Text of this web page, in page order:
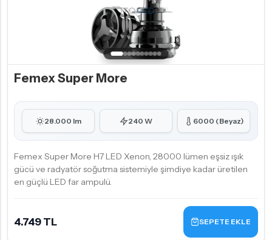
Femex Super More
28.000 lm 240 W 6000 (Beyaz)
Femex Super More H7 LED Xenon, 28000 lümen eşsiz ışık
gücü ve radyatör soğutma sistemiyle şimdiye kadar üretilen
en güçlü LED far ampulü.
4.749 TL SEPETE EKLE